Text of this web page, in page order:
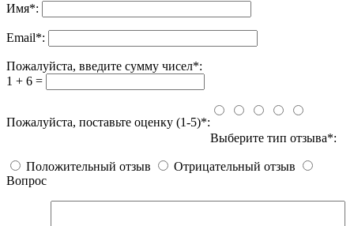
Имя*:
Email*:
Пожалуйста, введите сумму чисел*:
1 + 6 =
Пожалуйста, поставьте оценку (1-5)*:
Выберите тип отзыва*:
Положительный отзыв
Отрицательный отзыв
Вопрос